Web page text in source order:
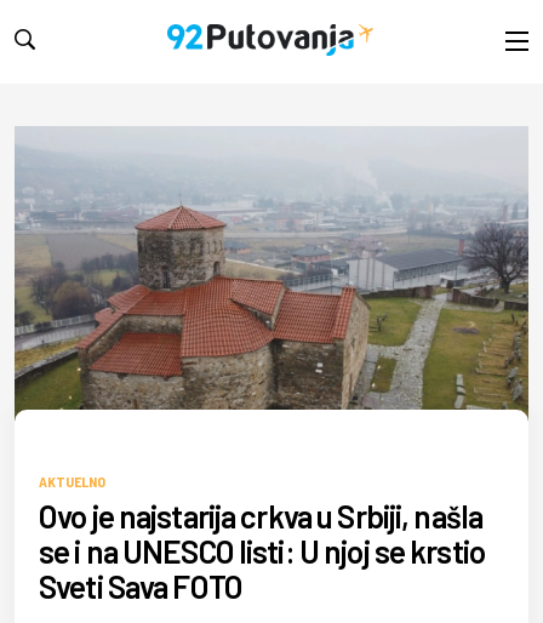
AKTUELNO
Ovo je najstarija crkva u Srbiji, našla
se i na UNESCO listi: U njoj se krstio
Sveti Sava FOTO